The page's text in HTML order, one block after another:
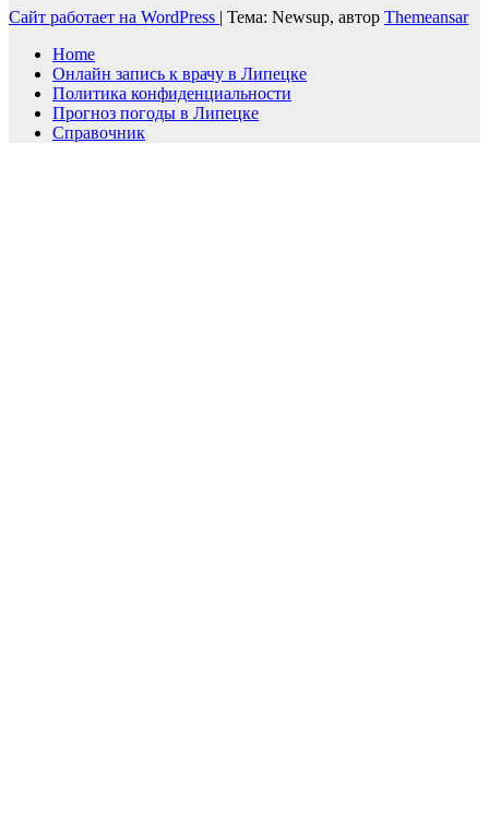
Сайт работает на WordPress | Тема: Newsup, автор Themeansar
Home
Онлайн запись к врачу в Липецке
Политика конфиденциальности
Прогноз погоды в Липецке
Справочник